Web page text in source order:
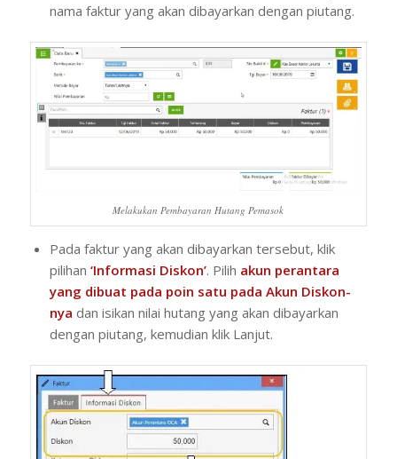
nama faktur yang akan dibayarkan dengan piutang.
Melakukan Pembayaran Hutang Pemasok
Pada faktur yang akan dibayarkan tersebut, klik
pilihan ‘Informasi Diskon’. Pilih akun perantara
yang dibuat pada poin satu pada Akun Diskon-
nya dan isikan nilai hutang yang akan dibayarkan
dengan piutang, kemudian klik Lanjut.